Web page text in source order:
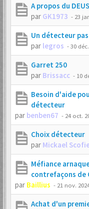
A propos du
par GK1973 - 23
Un détecteur
par legros -30
Garret 250
par Brissacc - 10
Besoin d'aide
détecteur
par benben67 - 24 oct.
Choix détecteur
par Mickael
Méfiance
contrefaçons
par Baillius - 21 nov.
Achat d'un